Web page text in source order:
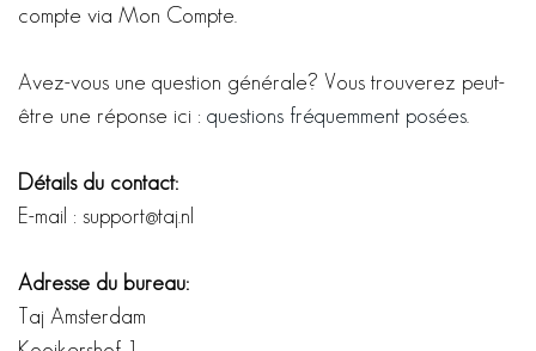
compte via Mon Compte.
Avez-vous une question générale? Vous trouverez peut-
être une réponse ici : questions fréquemment posées
Détails du contact:
E-mail : support@taj.nl
Adresse du bureau:
Taj Amsterdam